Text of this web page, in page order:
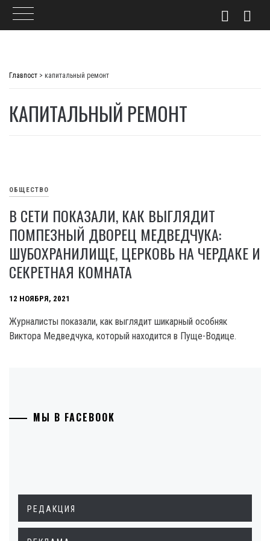
Главпост > капитальный ремонт
КАПИТАЛЬНЫЙ РЕМОНТ
ОБЩЕСТВО
В СЕТИ ПОКАЗАЛИ, КАК ВЫГЛЯДИТ
ПОМПЕЗНЫЙ ДВОРЕЦ МЕДВЕДЧУКА:
ШУБОХРАНИЛИЩЕ, ЦЕРКОВЬ НА ЧЕРДАКЕ И
СЕКРЕТНАЯ КОМНАТА
12 НОЯБРЯ, 2021
Журналисты показали, как выглядит шикарный особняк
Виктора Медведчука, который находится в Пуще-Водице.
МЫ В FACEBOOK
РЕДАКЦИЯ